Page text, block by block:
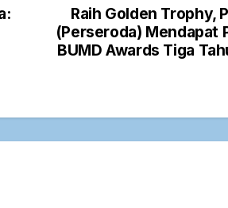
Raih Golden Trophy,
(Perseroda) Mendapat
BUMD Awards Tiga